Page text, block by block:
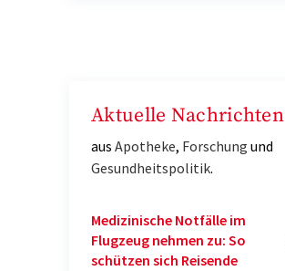
Aktuelle Nachrichten
aus Apotheke, Forschung und
Gesundheitspolitik.
Medizinische Notfälle im
Flugzeug nehmen zu: So
schützen sich Reisende